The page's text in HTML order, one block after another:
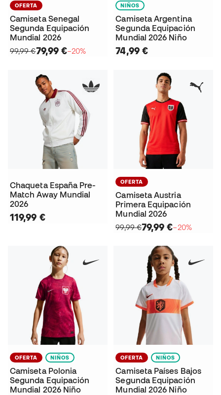
OFERTA
Camiseta Senegal
Segunda Equipación
Mundial 2026
99,99 €79,99 €−20%
NIÑOS
Camiseta Argentina
Segunda Equipación
Mundial 2026 Niño
74,99 €
Chaqueta España Pre-
Match Away Mundial
2026
119,99 €
OFERTA
Camiseta Austria
Primera Equipación
Mundial 2026
99,99 €79,99 €−20%
OFERTA NIÑOS
Camiseta Polonia
Segunda Equipación
Mundial 2026 Niño
OFERTA NIÑOS
Camiseta Países Bajos
Segunda Equipación
Mundial 2026 Niño